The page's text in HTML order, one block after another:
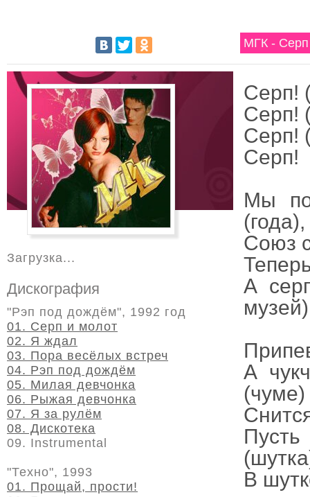
МГК -
Серп!
Серп!
Серп!
Серп!
Мы
(года),
Союз
А
А
(чуме)
В
Загрузка...
Дискография
"Рэп под дождём", 1992 год
01. Серп и молот
02. Я ждал
03. Пора весёлых встреч
04. Рэп под дождём
05. Милая девчонка
06. Рыжая девчонка
07. Я за рулём
08. Дискотека
09. Instrumental
"Техно", 1993
01. Прощай, прости!